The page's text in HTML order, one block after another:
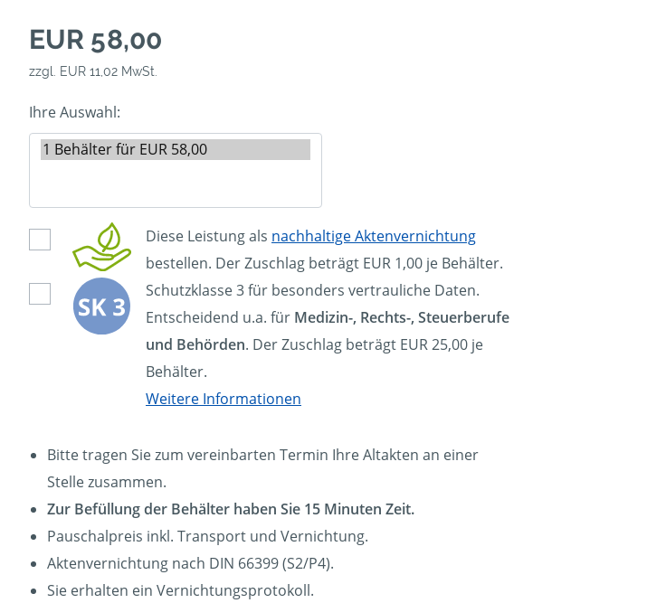
EUR 58,00
zzgl. EUR 11,02 MwSt.
Ihre Auswahl:
Diese Leistung als nachhaltige Aktenvernichtung
bestellen. Der Zuschlag beträgt EUR 1,00 je Behälter.
Schutzklasse 3 für besonders vertrauliche Daten.
Entscheidend u.a. für Medizin-, Rechts-, Steuerberufe
und Behörden. Der Zuschlag beträgt EUR 25,00 je
Behälter.
Weitere Informationen
Bitte tragen Sie zum vereinbarten Termin Ihre Altakten an einer
Stelle zusammen.
Zur Befüllung der Behälter haben Sie 15 Minuten Zeit.
Pauschalpreis inkl. Transport und Vernichtung.
Aktenvernichtung nach DIN 66399 (S2/P4).
Sie erhalten ein Vernichtungsprotokoll.